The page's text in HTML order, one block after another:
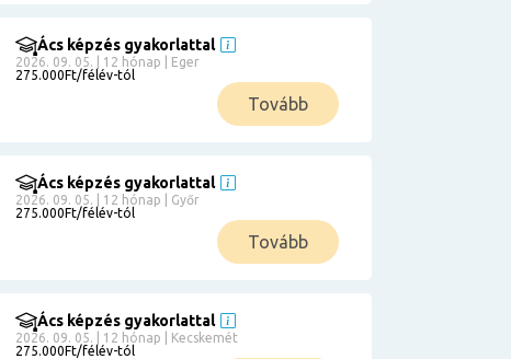
Ács képzés gyakorlattal
2026. 09. 05. | 12 hónap | Eger
275.000Ft/félév-tól
Tovább
Ács képzés gyakorlattal
2026. 09. 05. | 12 hónap | Győr
275.000Ft/félév-tól
Tovább
Ács képzés gyakorlattal
2026. 09. 05. | 12 hónap | Kecskemét
275.000Ft/félév-tól